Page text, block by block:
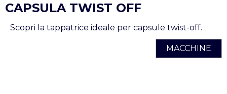
CAPSULA TWIST OFF
Scopri la tappatrice ideale per capsule twist-off.
MACCHINE